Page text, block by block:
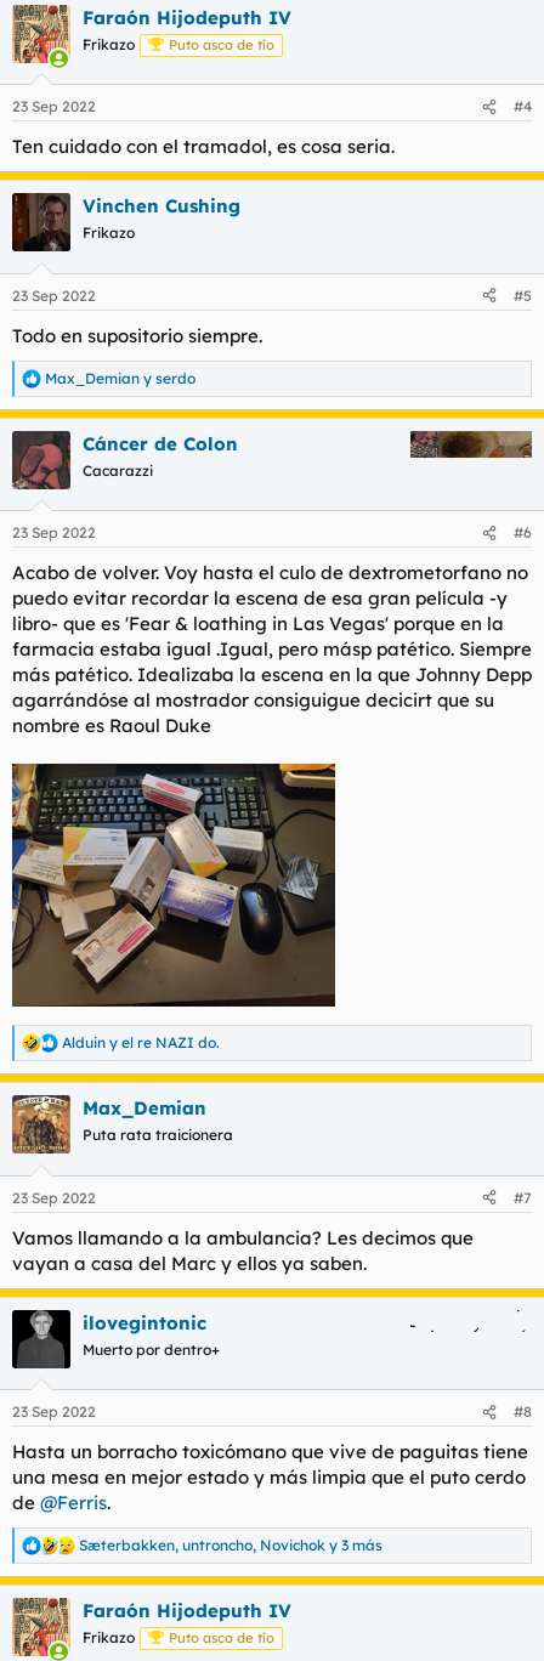
Faraón Hijodeputh IV
Frikazo Puto asco de tío
23 Sep 2022 #4
Ten cuidado con el tramadol, es cosa seria.
Vinchen Cushing
Frikazo
23 Sep 2022 #5
Todo en supositorio siempre.
R
e
a
c
i
e
:
Max_Demian y serdo
Cáncer de Colon
Cacarazzi
23 Sep 2022 #6
Acabo de volver. Voy hasta el culo de dextrometorfano no
puedo evitar recordar la escena de esa gran película -y
libro- que es 'Fear & loathing in Las Vegas' porque en la
farmacia estaba igual .Igual, pero másp patético. Siempre
más patético. Idealizaba la escena en la que Johnny Depp
agarrándóse al mostrador consiguigue decicirt que su
nombre es Raoul Duke
R
e
a
c
c
i
e
:
Alduin y el re NAZI do.
Max_Demian
Puta rata traicionera
23 Sep 2022 #7
Vamos llamando a la ambulancia? Les decimos que
vayan a casa del Marc y ellos ya saben.
ilovegintonic
Muerto por dentro+
23 Sep 2022 #8
Hasta un borracho toxicómano que vive de paguitas tiene
una mesa en mejor estado y más limpia que el puto cerdo
de @Ferris.
R
e
a
c
c
i
Sæterbakken, untroncho, Novichok y 3 más
Faraón Hijodeputh IV
Frikazo Puto asco de tío